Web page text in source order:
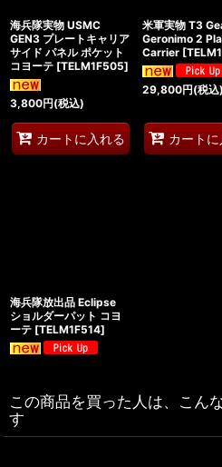
海兵隊実物 USMC
GEN3 プレートキャリア
サイド パネル ポケット
コヨーテ [TELM1F505]
3,800円(税込)
カートに入れる
米軍実物 T3
Geronimo 2
Carrier [
29,800円(税込)
カート
海兵隊放出品 Eclipse
ショルダーパット コヨ
ーテ [TELM1F514]
この商品を買った人は、こん
す